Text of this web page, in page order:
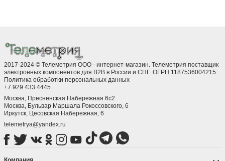
2017-2024 © Телеметрия ООО - интернет-магазин. Телеметрия поставщик
электронных компонентов для B2B в России и СНГ. ОГРН 1187536004215
Политика обработки персональных данных
+7 929 433 4445
Москва, Пресненская Набережная 6с2
Москва, ​Бульвар Маршала Рокоссовского, 6
Иркутск, ​Цесовская Набережная, 6
telemetrya@yandex.ru